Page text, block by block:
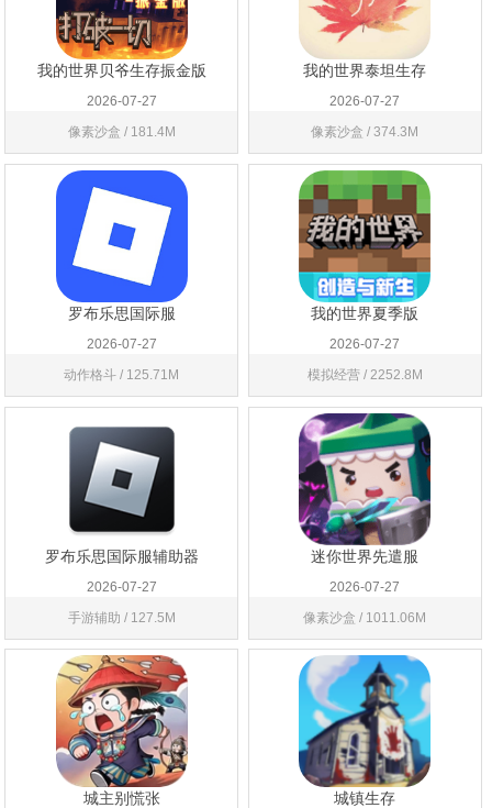
我的世界贝爷生存振金版
2026-07-27
像素沙盒 / 181.4M
我的世界泰坦生存
2026-07-27
像素沙盒 / 374.3M
罗布乐思国际服
2026-07-27
动作格斗 / 125.71M
我的世界夏季版
2026-07-27
模拟经营 / 2252.8M
罗布乐思国际服辅助器
2026-07-27
手游辅助 / 127.5M
迷你世界先遣服
2026-07-27
像素沙盒 / 1011.06M
城主别慌张 城镇生存